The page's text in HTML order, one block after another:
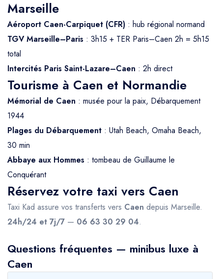
Marseille
Aéroport Caen-Carpiquet (CFR) : hub régional normand
TGV Marseille–Paris : 3h15 + TER Paris–Caen 2h = 5h15
total
Intercités Paris Saint-Lazare–Caen : 2h direct
Tourisme à Caen et Normandie
Mémorial de Caen : musée pour la paix, Débarquement
1944
Plages du Débarquement : Utah Beach, Omaha Beach,
30 min
Abbaye aux Hommes : tombeau de Guillaume le
Conquérant
Réservez votre taxi vers Caen
Taxi Kad assure vos transferts vers Caen depuis Marseille.
24h/24 et 7j/7 — 06 63 30 29 04.
Questions fréquentes — minibus luxe à
Caen